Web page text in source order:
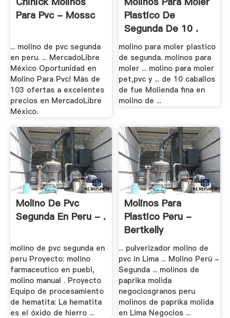
Para Pvc - Mossc
... molino de pvc segunda
en peru. ... MercadoLibre
México Oportunidad en
Molino Para Pvc! Más de
103 ofertas a excelentes
precios en MercadoLibre
México.
Plastico De
Segunda De 10 .
molino para moler plastico
de segunda. molinos para
moler ... molino para moler
pet,pvc y ... de 10 caballos
de fue Molienda fina en
molino de ...
Molino De Pvc
Segunda En Peru - .
molino de pvc segunda en
peru Proyecto: molino
farmaceutico en puebl,
molino manual . Proyecto
Equipo de procesamiento
de hematita: La hematita
es el óxido de hierro ...
Molinos Para
Plastico Peru -
Bertkelly
... pulverizador molino de
pvc in Lima ... Molino Perú -
Segunda ... molinos de
paprika molida
negociosgranos peru
molinos de paprika molida
en Lima Negocios ...